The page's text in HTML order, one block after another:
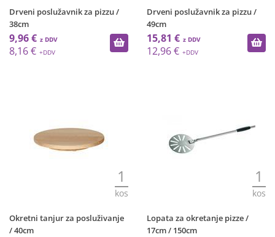
Drveni poslužavnik za pizzu /
38cm
9,96 €
8,16 €
Drveni poslužavnik za pizzu /
49cm
15,81 €
12,96 €
1
kos
Okretni tanjur za posluživanje
/ 40cm
1
kos
Lopata za okretanje pizze /
17cm / 150cm